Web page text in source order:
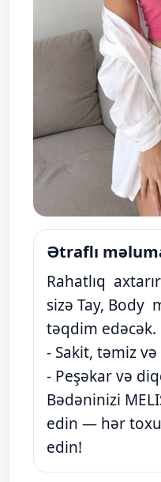
Ətraflı
Rahatlıq
sizə Tay, Body
təqdim edəcək.
- Sakit, təmiz
- Peşəkar və
Bədəninizi
edin — hər
edin!